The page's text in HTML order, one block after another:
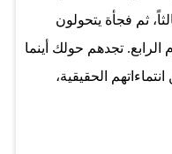
ثم فجأة يتحولون
الرابع. تجدهم حولك أينما
الحقيقية،